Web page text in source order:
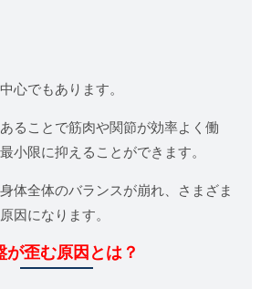
心でもあります。
ることで筋肉や関節が効率よく働
小限に抑えることができます。
体全体のバランスが崩れ、さまざま
因になります。
が歪む原因とは？